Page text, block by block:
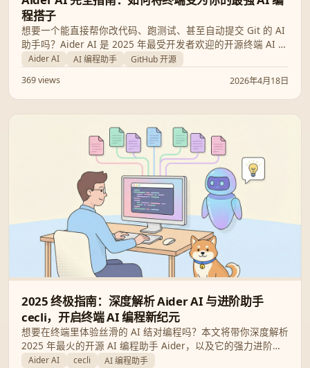
程搭子
想要一个能直接帮你改代码、跑测试、甚至自动提交 Git 的 AI
助手吗？Aider AI 是 2025 年最受开发者欢迎的开源终端 AI 结
对编程工具。本文将带你从零开始，掌握 Aider 的安装、配置
及进阶技巧。
Aider AI AI 编程助手
GitHub 开源
369 views
2026年4月18日
2025 终极指南：深度解析 Aider AI 与进阶助手
cecli，开启终端 AI 编程新纪元
想要在终端里体验丝滑的 AI 结对编程吗？本文将带你深度解析
2025 年最火的开源 AI 编程助手 Aider，以及它的强力进阶分
支 cecli。我们将从安装配置、核心功能到高级自动化工作流，
Aider AI cecli
AI 编程助手